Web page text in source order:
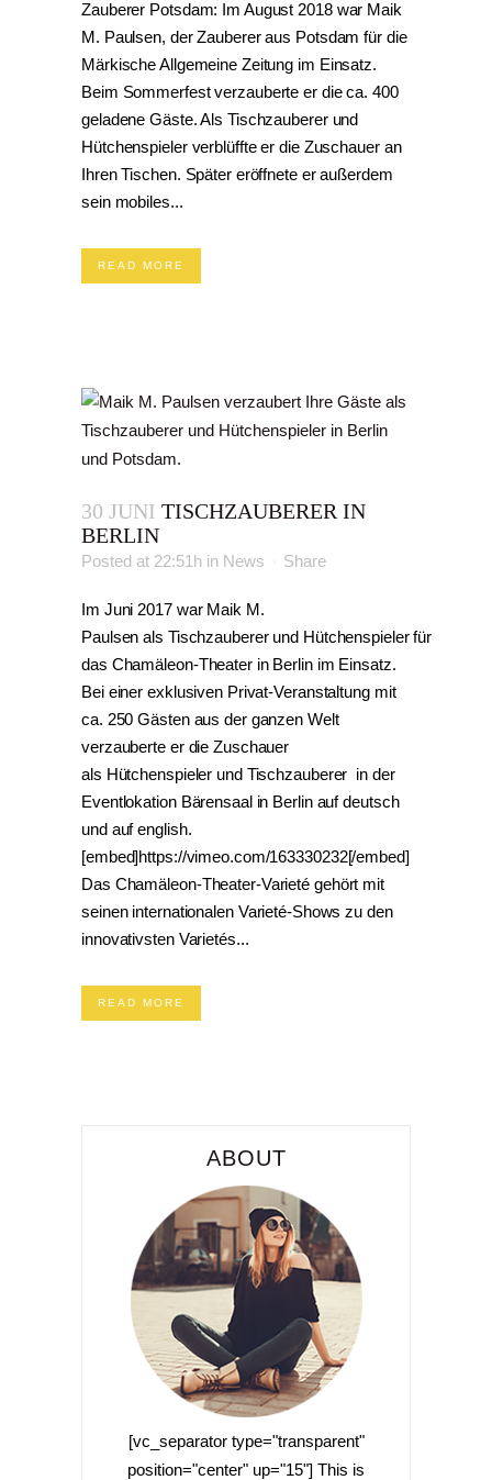
Zauberer Potsdam: Im August 2018 war Maik
M. Paulsen, der Zauberer aus Potsdam für die
Märkische Allgemeine Zeitung im Einsatz.
Beim Sommerfest verzauberte er die ca. 400
geladene Gäste. Als Tischzauberer und
Hütchenspieler verblüffte er die Zuschauer an
Ihren Tischen. Später eröffnete er außerdem
sein mobiles...
READ MORE
30 JUNI TISCHZAUBERER IN
BERLIN
Posted at 22:51h in News Share
Im Juni 2017 war Maik M.
Paulsen als Tischzauberer und Hütchenspieler für
das Chamäleon-Theater in Berlin im Einsatz.
Bei einer exklusiven Privat-Veranstaltung mit
ca. 250 Gästen aus der ganzen Welt
verzauberte er die Zuschauer
als Hütchenspieler und Tischzauberer in der
Eventlokation Bärensaal in Berlin auf deutsch
und auf english.
[embed]https://vimeo.com/163330232[/embed]
Das Chamäleon-Theater-Varieté gehört mit
seinen internationalen Varieté-Shows zu den
innovativsten Varietés...
READ MORE
ABOUT
[vc_separator type="transparent"
position="center" up="15"] This is